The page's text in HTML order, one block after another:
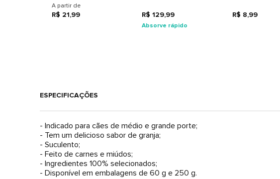
A partir de
R$ 21,99 R$ 129,99
Absorve rápido
R$ 8,99
ESPECIFICAÇÕES
- Indicado para cães de médio e grande porte;
- Tem um delicioso sabor de granja;
- Suculento;
- Feito de carnes e miúdos;
- Ingredientes 100% selecionados;
- Disponível em embalagens de 60 g e 250 g.